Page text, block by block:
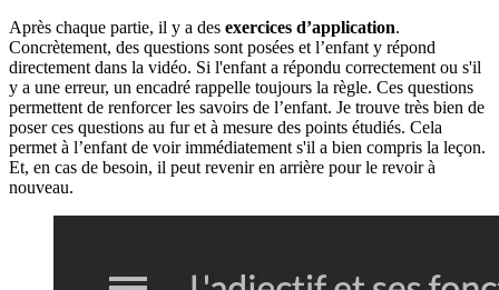
Après chaque partie, il y a des exercices d’application.
Concrètement, des questions sont posées et l’enfant y répond
directement dans la vidéo. Si l'enfant a répondu correctement ou s'il
y a une erreur, un encadré rappelle toujours la règle. Ces questions
permettent de renforcer les savoirs de l’enfant. Je trouve très bien de
poser ces questions au fur et à mesure des points étudiés. Cela
permet à l’enfant de voir immédiatement s'il a bien compris la leçon.
Et, en cas de besoin, il peut revenir en arrière pour le revoir à
nouveau.